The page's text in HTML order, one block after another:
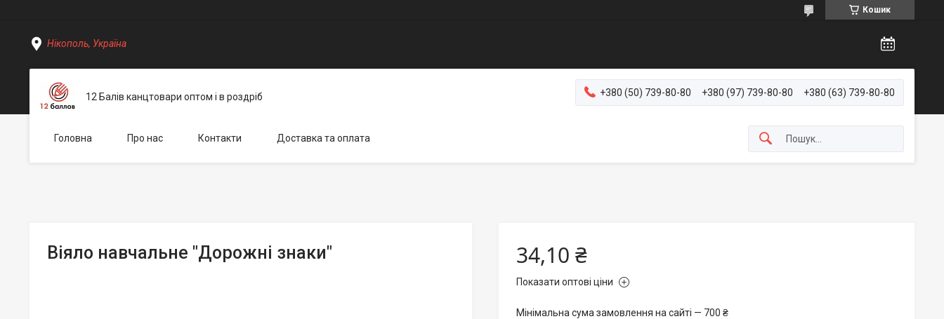
Кошик
Нікополь, Україна
12 Балів канцтовари оптом і в роздріб +380 (50) 739-80-80 +380 (97) 739-80-80 +380 (63) 739-80-80
Головна Про нас Контакти Доставка та оплата
Віяло навчальне "Дорожні знаки" 34,10 ₴
Показати оптові ціни
Мінімальна сума замовлення на сайті — 700 ₴